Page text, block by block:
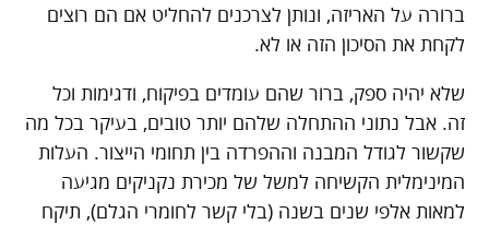
ברורה על האריזה, ונותן לצרכנים להחליט אם הם רוצים
לקחת את הסיכון הזה או לא.
שלא יהיה ספק, ברור שהם עומדים בפיקוח, ודגימות וכל
זה. אבל נתוני ההתחלה שלהם יותר טובים, בעיקר בכל מה
שקשור לגודל המבנה וההפרדה בין תחומי הייצור. העלות
המינימלית הקשיחה למשל של מכירת נקניקים מגיעה
למאות אלפי שנים בשנה (בלי קשר לחומרי הגלם), תיקח